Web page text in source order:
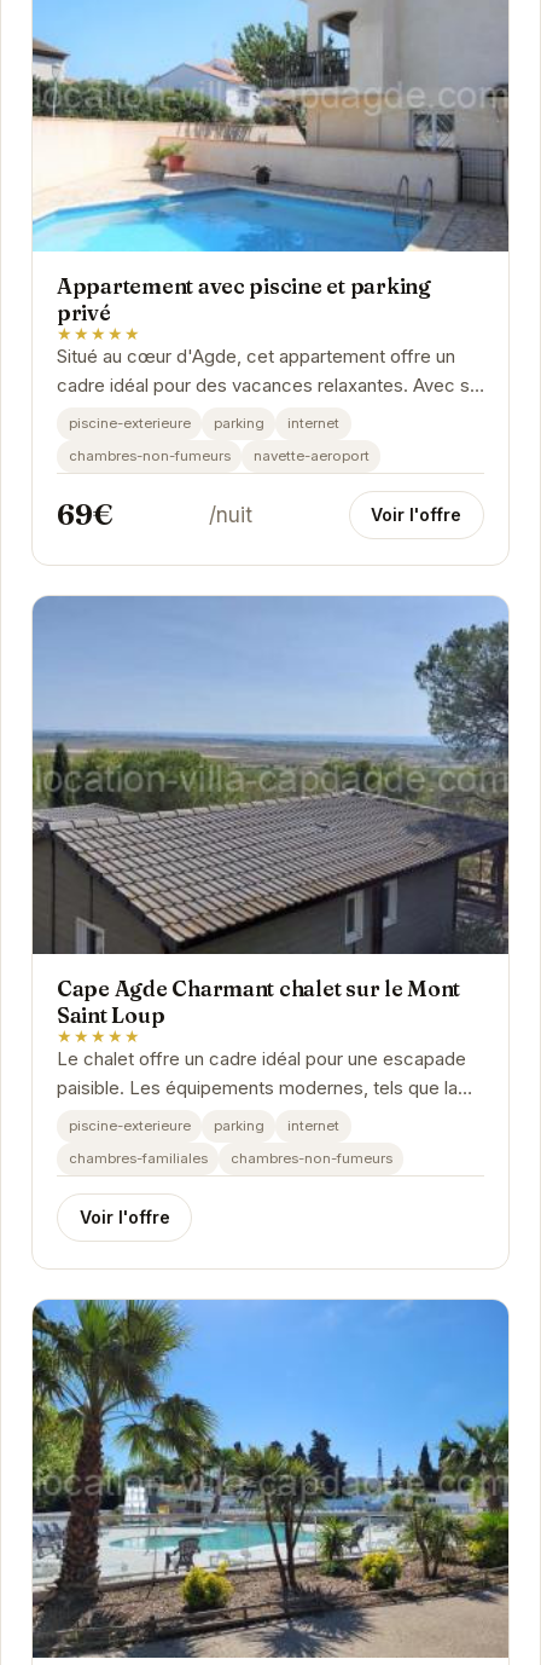
Appartement avec piscine et parking
privé
★★★★★
Situé au cœur d'Agde, cet appartement offre un
cadre idéal pour des vacances relaxantes. Avec sa
piscine privée, son parking sécurisé et ses...
piscine-exterieure parking
internet
chambres-non-fumeurs
navette-aeroport
69€ /nuit Voir l'offre
Cape Agde Charmant chalet sur le Mont
Saint Loup
★★★★★
Le chalet offre un cadre idéal pour une escapade
paisible. Les équipements modernes, tels que la
piscine, le parking et l'internet, garantissent...
piscine-exterieure parking
internet
chambres-familiales
chambres-non-fumeurs
Voir l'offre